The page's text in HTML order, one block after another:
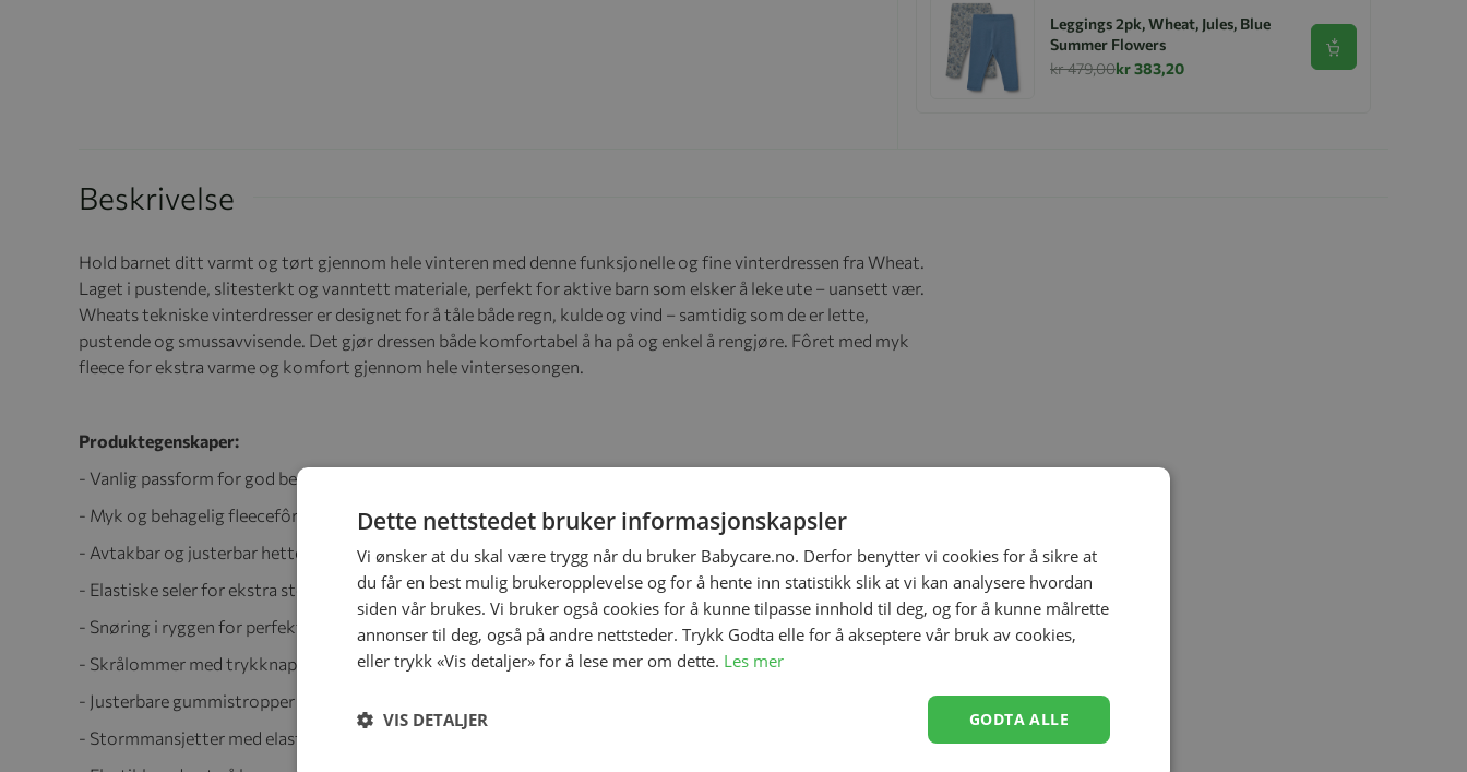
Leggings 2pk, Wheat, Jules, Blue
Summer Flowers
kr 479,00kr 383,20
Se produkt
Beskrivelse
Hold barnet ditt varmt og tørt gjennom hele vinteren med denne funksjonelle og fine vinterdressen fra Wheat.
Laget i pustende, slitesterkt og vanntett materiale, perfekt for aktive barn som elsker å leke ute – uansett vær.
Wheats tekniske vinterdresser er designet for å tåle både regn, kulde og vind – samtidig som de er lette,
pustende og smussavvisende. Det gjør dressen både komfortabel å ha på og enkel å rengjøre. Fôret med myk
fleece for ekstra varme og komfort gjennom hele vintersesongen.
Produktegenskaper:
- Vanlig passform for god bevegelighet
- Myk og behagelig fleecefôr
- Avtakbar og justerbar hette
- Elastiske seler for ekstra støtte
- Snøring i ryggen for perfekt passform
- Skrålommer med trykknapper
- Justerbare gummistropper under føttene
- Stormmansjetter med elastikk i ermene
Dette nettstedet bruker informasjonskapsler
Vi ønsker at du skal være trygg når du bruker Babycare.no. Derfor benytter vi cookies for å sikre at
du får en best mulig brukeropplevelse og for å hente inn statistikk slik at vi kan analysere hvordan
siden vår brukes. Vi bruker også cookies for å kunne tilpasse innhold til deg, og for å kunne målrette
annonser til deg, også på andre nettsteder. Trykk Godta elle for å akseptere vår bruk av cookies,
eller trykk «Vis detaljer» for å lese mer om dette. Les mer
GODTA ALLE
VIS DETALJER